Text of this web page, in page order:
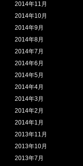
2014年11月
2014年10月
2014年9月
2014年8月
2014年7月
2014年6月
2014年5月
2014年4月
2014年3月
2014年2月
2014年1月
2013年11月
2013年10月
2013年7月